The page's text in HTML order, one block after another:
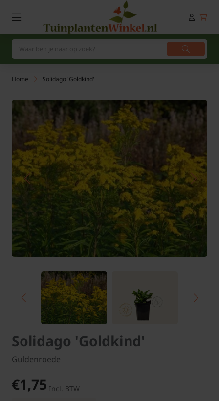
Home Solidago 'Goldkind'
Solidago 'Goldkind'
Guldenroede
€1,75 Incl. BTW